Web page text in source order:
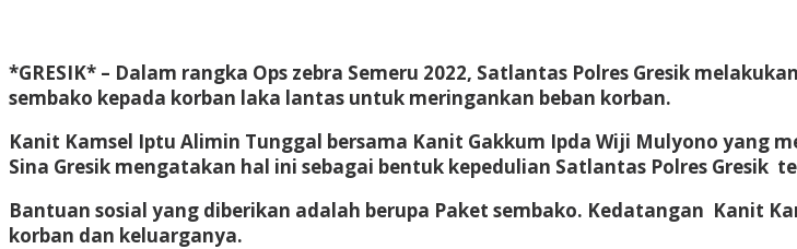
*GRESIK* – Dalam rangka Ops zebra Semeru 2022, Satlantas Polres Gresik
sembako kepada korban laka lantas untuk meringankan beban korban.
Kanit Kamsel Iptu Alimin Tunggal bersama Kanit Gakkum Ipda Wiji Mulyono yang
Sina Gresik mengatakan hal ini sebagai bentuk kepedulian Satlantas Polres Gresik
Bantuan sosial yang diberikan adalah berupa Paket sembako. Kedatangan Kanit
korban dan keluarganya.